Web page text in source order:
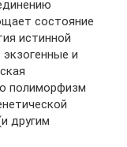
состояние
истинной
и
полиморфизм
другим